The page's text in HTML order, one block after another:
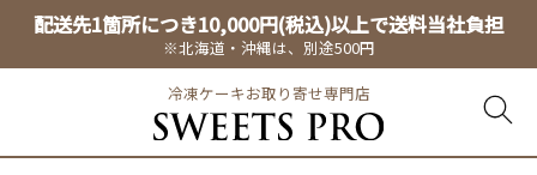
配送先1箇所につき10,000円(税込)以上で送料当社負担
※北海道・沖縄は、別途500円
冷凍ケーキお取り寄せ専門店